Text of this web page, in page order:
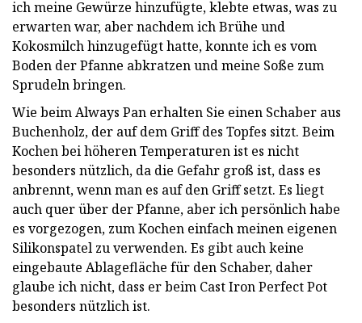
ich meine Gewürze hinzufügte, klebte etwas, was zu
erwarten war, aber nachdem ich Brühe und
Kokosmilch hinzugefügt hatte, konnte ich es vom
Boden der Pfanne abkratzen und meine Soße zum
Sprudeln bringen.
Wie beim Always Pan erhalten Sie einen Schaber aus
Buchenholz, der auf dem Griff des Topfes sitzt. Beim
Kochen bei höheren Temperaturen ist es nicht
besonders nützlich, da die Gefahr groß ist, dass es
anbrennt, wenn man es auf den Griff setzt. Es liegt
auch quer über der Pfanne, aber ich persönlich habe
es vorgezogen, zum Kochen einfach meinen eigenen
Silikonspatel zu verwenden. Es gibt auch keine
eingebaute Ablagefläche für den Schaber, daher
glaube ich nicht, dass er beim Cast Iron Perfect Pot
besonders nützlich ist.